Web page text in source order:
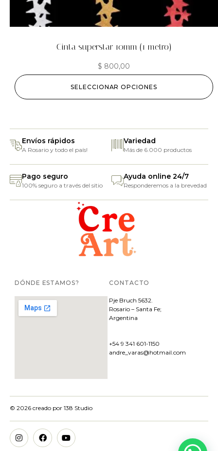
Cinta superstar 10mm (1 metro)
$ 800,00
SELECCIONAR OPCIONES
Envíos rápidos
A Rosario y todo el país!
Variedad
Más de 6.000 productos
Pago seguro
100% seguro a través del sitio
Ayuda online 24/7
Responderemos a la brevedad
DÓNDE ESTAMOS? CONTACTO
Pje Bruch 5632.
Rosario – Santa Fe;
Argentina
+54 9 341 601-1150
andre_varas@hotmail.com
© 2026 creado por 138 Studio